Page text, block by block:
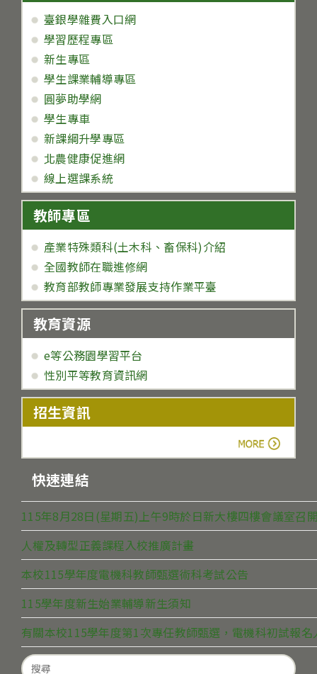
臺銀學雜費入口網
學習歷程專區
新生專區
學生課業輔導專區
圓夢助學網
學生專車
新課綱升學專區
北農健康促進網
線上選課系統
教師專區
產業特殊類科(土木科、畜保科)介紹
全國教師在職進修網
教育部教師專業發展支持作業平臺
教育資源
e等公務園學習平台
性別平等教育資訊網
招生資訊
快速連結
115年8月28日(星期五)上午9時於日新大樓四樓會議室
人權及轉型正義課程入校推廣計畫
本校115學年度電機科教師甄選術科考試公告
115學年度新生始業輔導新生須知
有關本校115學年度第1次專任教師甄選，電機科初試報
Search